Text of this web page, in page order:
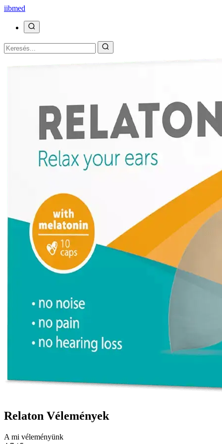
iibmed
Relaton Vélemények
A mi véleményünk